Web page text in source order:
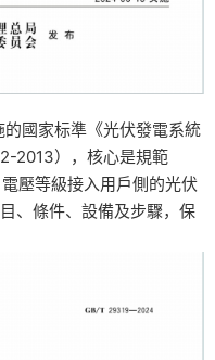
國家标準《光伏發電系統
2013），核心是規範
壓等級接入用戶側的光伏
、條件、設備及步驟，保